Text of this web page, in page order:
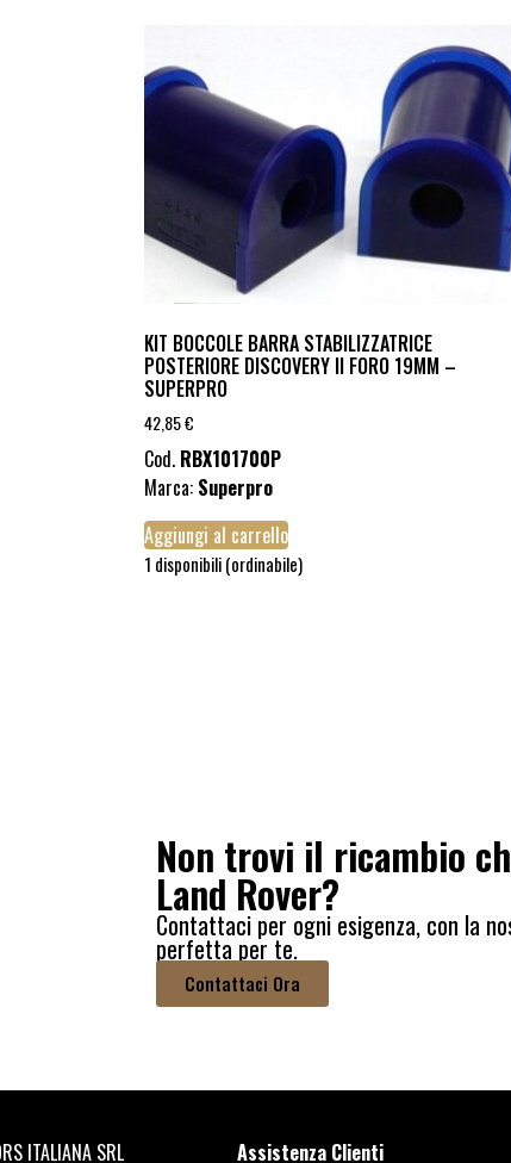
KIT BOCCOLE BARRA STABILIZZATRICE
POSTERIORE DISCOVERY II FORO 19MM –
SUPERPRO
42,85€
Cod. RBX101700P
Marca: Superpro
Aggiungi al carrello
1 disponibili (ordinabile)
Non trovi il ricambio
Land Rover?
Contattaci per ogni esigenza, con la
perfetta per te.
Contattaci Ora
ITALIANA SRL Assistenza Clienti